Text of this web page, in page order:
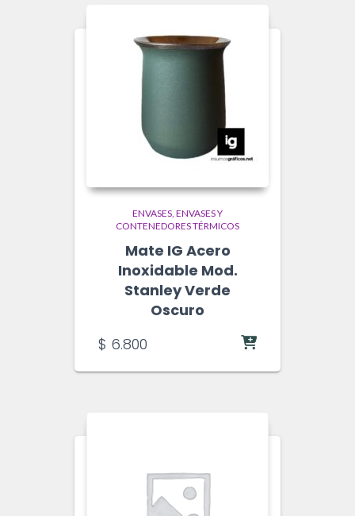
ENVASES ENVASES Y
CONTENEDORES TÉRMICOS
Mate IG Acero
Inoxidable Mod.
Stanley Verde
Oscuro
$ 6.800